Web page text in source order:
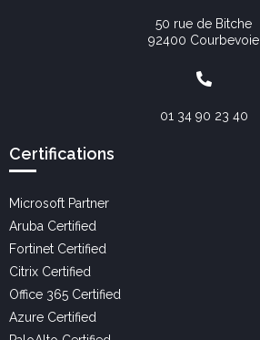
50 rue de Bitche
92400 Courbevoie
01 34 90 23 40
Certifications
Microsoft Partner
Aruba Certified
Fortinet Certified
Citrix Certified
Office 365 Certified
Azure Certified